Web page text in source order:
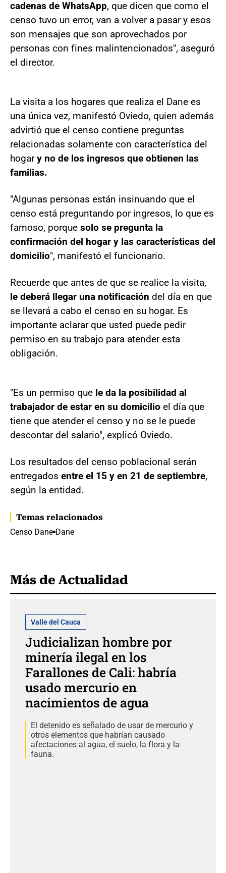
cadenas de WhatsApp, que dicen que como el
censo tuvo un error, van a volver a pasar y esos
son mensajes que son aprovechados por
personas con fines malintencionados", aseguró
el director.
La visita a los hogares que realiza el Dane es
una única vez, manifestó Oviedo, quien además
advirtió que el censo contiene preguntas
relacionadas solamente con característica del
hogary no de los ingresos que obtienen las
familias.
"Algunas personas están insinuando que el
censo está preguntando por ingresos, lo que es
famoso, porque solo se pregunta la
confirmación del hogar y las características del
domicilio", manifestó el funcionario.
Recuerde que antes de que se realice la visita,
le deberá llegar una notificación del día en que
se llevará a cabo el censo en su hogar. Es
importante aclarar que usted puede pedir
permiso en su trabajo para atender esta
obligación.
"Es un permiso que le da la posibilidad al
trabajador de estar en su domicilio el día que
tiene que atender el censo y no se le puede
descontar del salario", explicó Oviedo.
Los resultados del censo poblacional serán
entregados entre el 15 y en 21 de septiembre,
según la entidad.
Temas relacionados
Censo Dane Dane
Más de Actualidad
Valle del Cauca
Judicializan hombre por
minería ilegal en los
Farallones de Cali: habría
usado mercurio en
nacimientos de agua
El detenido es señalado de usar de mercurio y
otros elementos que habrían causado
afectaciones al agua, el suelo, la flora y la
fauna.